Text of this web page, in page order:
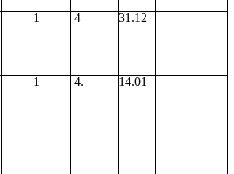
1 4 31.12
1 4. 14.01